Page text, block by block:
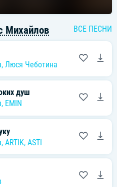
Михайлов ВСЕ ПЕСНИ
, Люся Чеботина
душ
, EMIN
, ARTIK, ASTI